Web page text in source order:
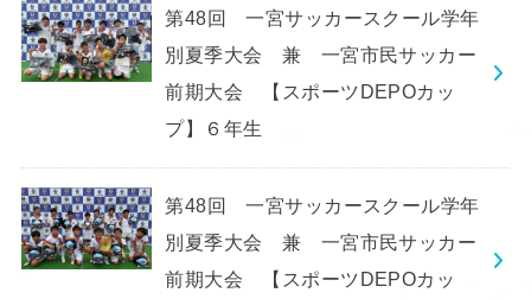
第48回 一宮サッカースクール学年
別夏季大会 兼 一宮市民サッカー
前期大会 【スポーツDEPOカッ
プ】６年生
第48回 一宮サッカースクール学年
別夏季大会 兼 一宮市民サッカー
前期大会 【スポーツDEPOカッ